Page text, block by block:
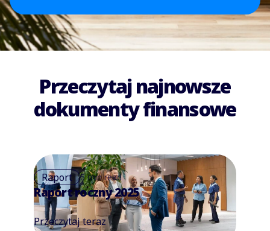
Przeczytaj najnowsze
dokumenty finansowe
Raport 5 min read
Raport roczny 2025
Przeczytaj teraz